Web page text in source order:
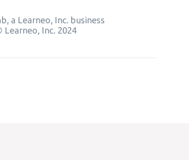
a Learneo, Inc. business
Learneo, Inc. 2024